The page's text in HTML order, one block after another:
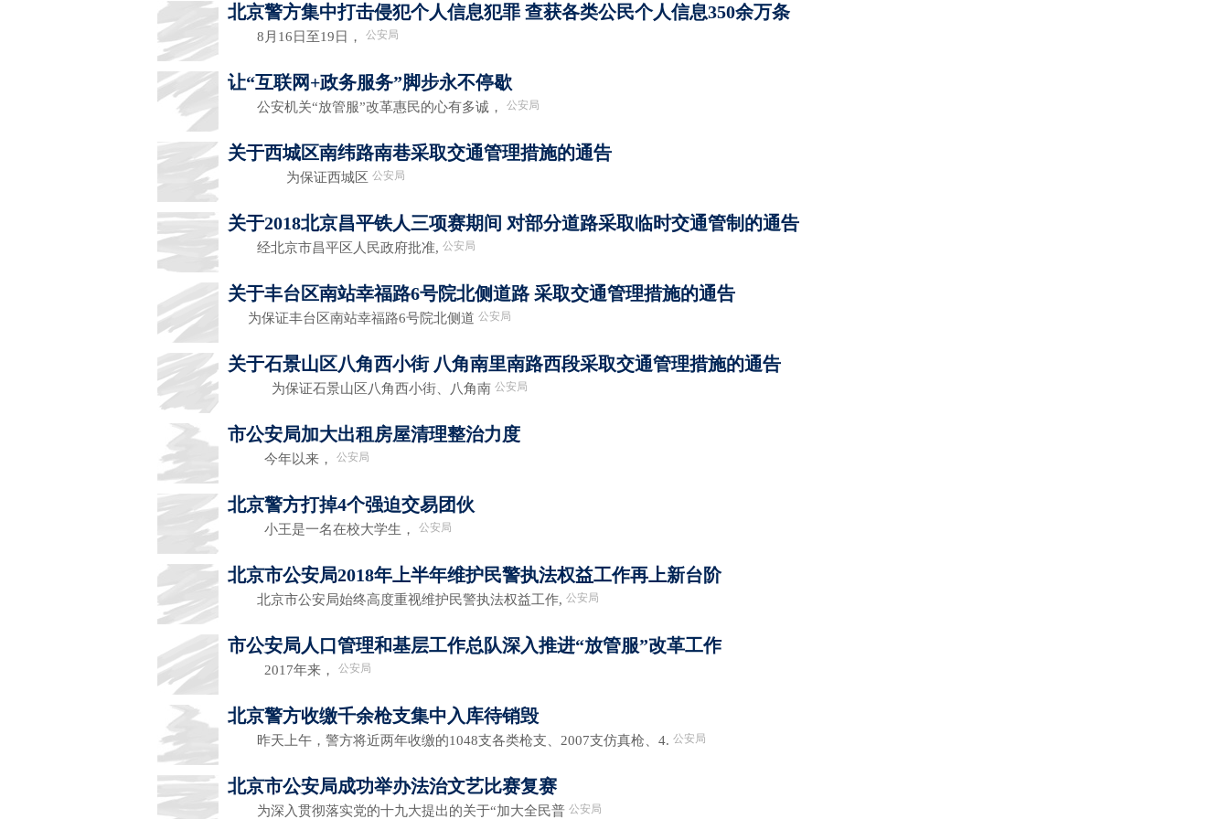
北京警方集中打击侵犯个人信息犯罪 查获各类公民个人信息350余万条
8月16日至19日， 公安局
让“互联网+政务服务”脚步永不停歇
公安机关“放管服”改革惠民的心有多诚， 公安局
关于西城区南纬路南巷采取交通管理措施的通告
为保证西城区 公安局
关于2018北京昌平铁人三项赛期间 对部分道路采取临时交通管制的通告
经北京市昌平区人民政府批准, 公安局
关于丰台区南站幸福路6号院北侧道路 采取交通管理措施的通告
为保证丰台区南站幸福路6号院北侧道 公安局
关于石景山区八角西小街 八角南里南路西段采取交通管理措施的通告
为保证石景山区八角西小街、八角南 公安局
市公安局加大出租房屋清理整治力度
今年以来， 公安局
北京警方打掉4个强迫交易团伙
小王是一名在校大学生， 公安局
北京市公安局2018年上半年维护民警执法权益工作再上新台阶
北京市公安局始终高度重视维护民警执法权益工作, 公安局
市公安局人口管理和基层工作总队深入推进“放管服”改革工作
2017年来， 公安局
北京警方收缴千余枪支集中入库待销毁
昨天上午，警方将近两年收缴的1048支各类枪支、2007支仿真枪、4. 公安局
北京市公安局成功举办法治文艺比赛复赛
为深入贯彻落实党的十九大提出的关于“加大全民普 公安局